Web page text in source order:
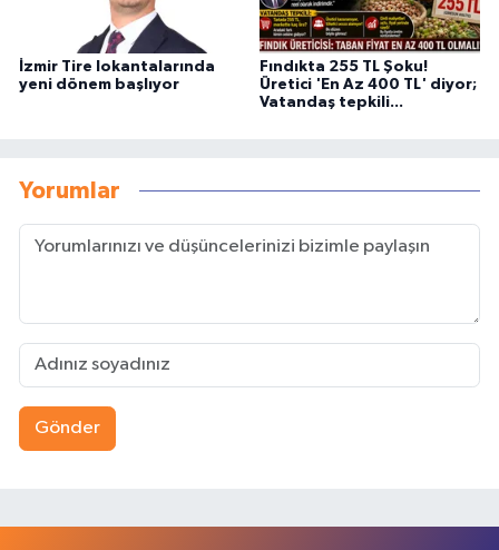
İzmir Tire lokantalarında
yeni dönem başlıyor
Fındıkta 255 TL Şoku!
Üretici 'En Az 400 TL' diyor;
Vatandaş tepkili...
Yorumlar
Gönder